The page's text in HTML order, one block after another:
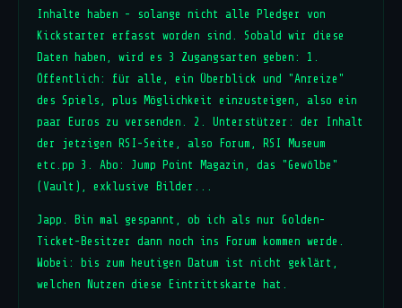
Inhalte haben - solange nicht alle Pledger von
Kickstarter erfasst worden sind. Sobald wir diese
Daten haben, wird es 3 Zugangsarten geben: 1.
Öffentlich: für alle, ein Überblick und "Anreize"
des Spiels, plus Möglichkeit einzusteigen, also ein
paar Euros zu versenden. 2. Unterstützer: der Inhalt
der jetzigen RSI-Seite, also Forum, RSI Museum
etc.pp 3. Abo: Jump Point Magazin, das "Gewölbe"
(Vault), exklusive Bilder...
Japp. Bin mal gespannt, ob ich als nur Golden-
Ticket-Besitzer dann noch ins Forum kommen werde.
Wobei: bis zum heutigen Datum ist nicht geklärt,
welchen Nutzen diese Eintrittskarte hat.